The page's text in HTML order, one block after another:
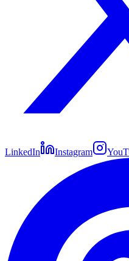
LinkedIn Instagram